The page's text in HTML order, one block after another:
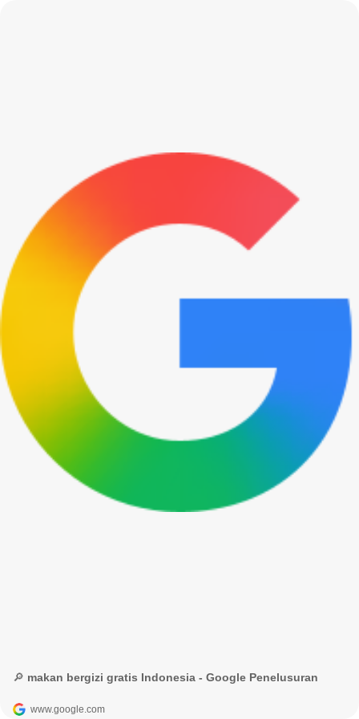
🔎 makan bergizi gratis Indonesia - Google Penelusuran
www.google.com